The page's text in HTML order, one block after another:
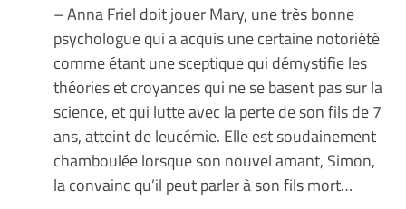
– Anna Friel doit jouer Mary, une très bonne
psychologue qui a acquis une certaine notoriété
comme étant une sceptique qui démystifie les
théories et croyances qui ne se basent pas sur la
science, et qui lutte avec la perte de son fils de 7
ans, atteint de leucémie. Elle est soudainement
chamboulée lorsque son nouvel amant, Simon,
la convainc qu’il peut parler à son fils mort…